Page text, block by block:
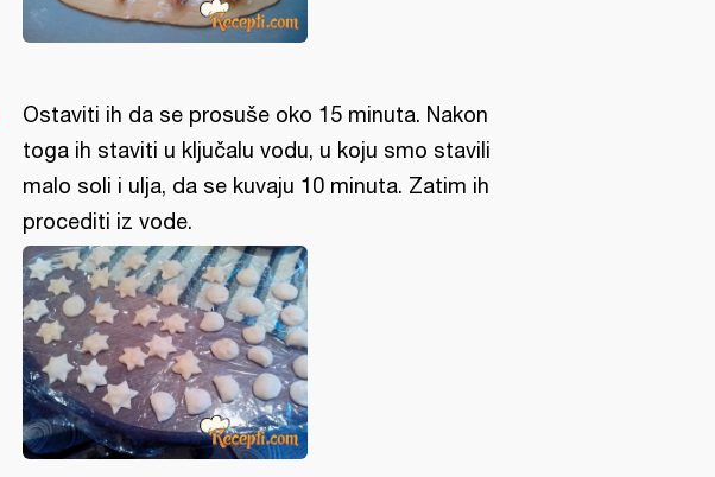
Ostaviti ih da se prosuše oko 15 minuta. Nakon
toga ih staviti u ključalu vodu, u koju smo stavili
malo soli i ulja, da se kuvaju 10 minuta. Zatim ih
procediti iz vode.